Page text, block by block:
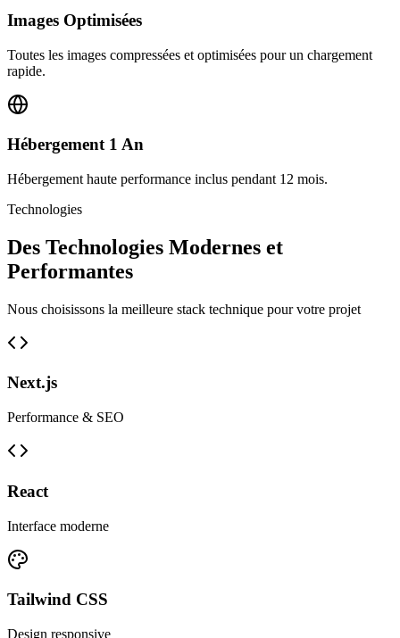
Images Optimisées
Toutes les images compressées et optimisées pour un chargement
rapide.
Hébergement 1 An
Hébergement haute performance inclus pendant 12 mois.
Technologies
Des Technologies Modernes et
Performantes
Nous choisissons la meilleure stack technique pour votre projet
Next.js
Performance & SEO
React
Interface moderne
Tailwind CSS
Design responsive